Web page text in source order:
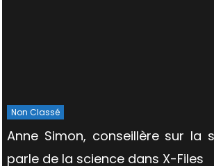
Non Classé
Anne Simon, conseillère sur la
parle de la science dans X-Files